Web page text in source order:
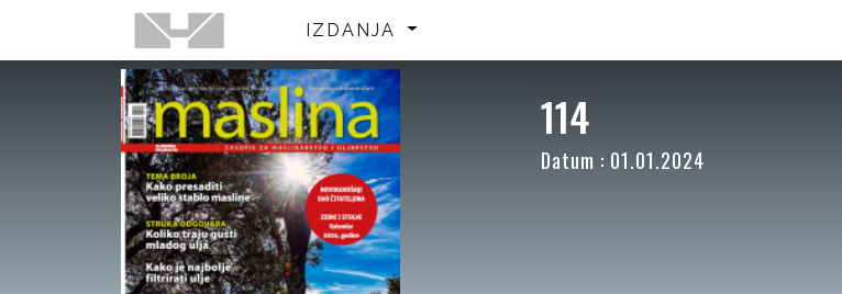
IZDANJA
114
Datum : 01.01.2024